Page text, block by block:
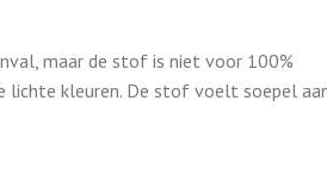
maar de stof is niet voor 100%
lichte kleuren. De stof voelt soepel